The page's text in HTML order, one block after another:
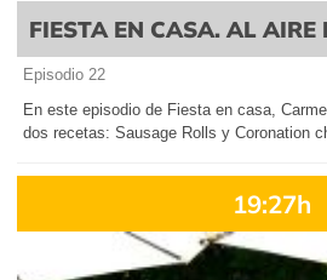
FIESTA EN CASA. AL AIRE
Episodio 22
En este episodio de Fiesta en casa,
dos recetas: Sausage Rolls y Coronation
19:27h